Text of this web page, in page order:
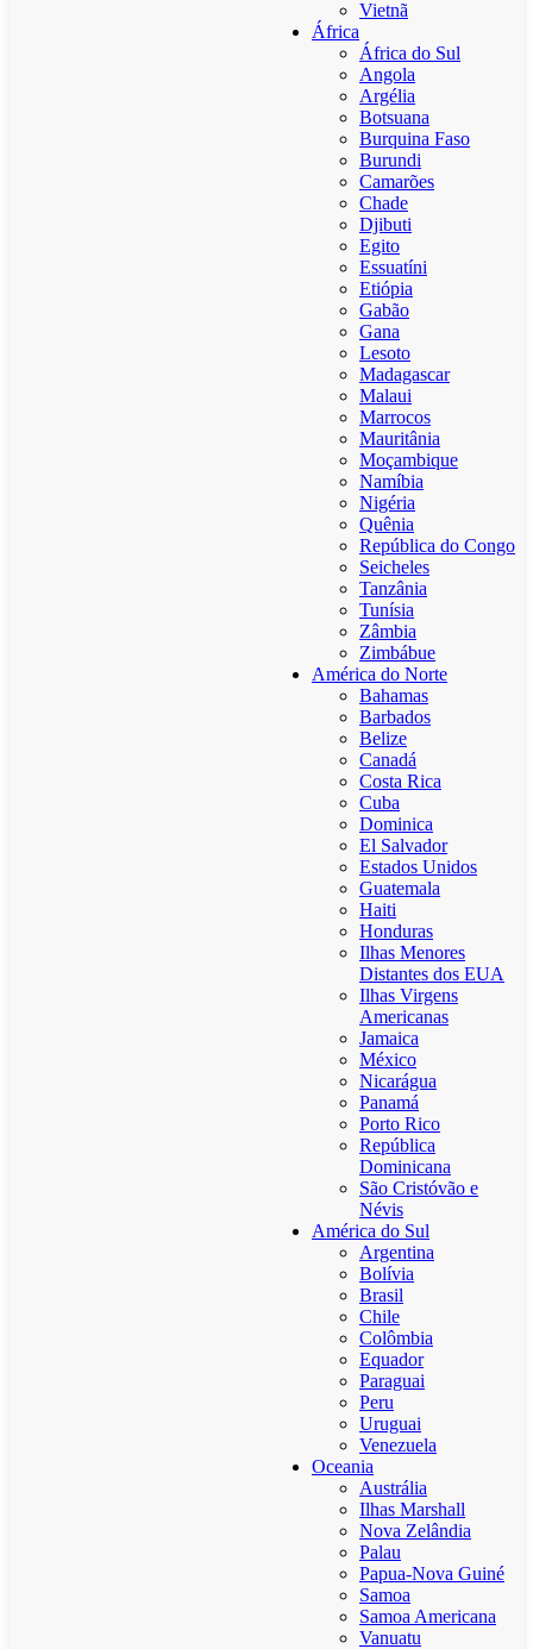
Vietnã
África
África do Sul
Angola
Argélia
Botsuana
Burquina Faso
Burundi
Camarões
Chade
Djibuti
Egito
Essuatíni
Etiópia
Gabão
Gana
Lesoto
Madagascar
Malaui
Marrocos
Mauritânia
Moçambique
Namíbia
Nigéria
Quênia
República do Congo
Seicheles
Tanzânia
Tunísia
Zâmbia
Zimbábue
América do Norte
Bahamas
Barbados
Belize
Canadá
Costa Rica
Cuba
Dominica
El Salvador
Estados Unidos
Guatemala
Haiti
Honduras
Ilhas Menores
Distantes dos EUA
Ilhas Virgens
Americanas
Jamaica
México
Nicarágua
Panamá
Porto Rico
República
Dominicana
São Cristóvão e
Névis
América do Sul
Argentina
Bolívia
Brasil
Chile
Colômbia
Equador
Paraguai
Peru
Uruguai
Venezuela
Oceania
Austrália
Ilhas Marshall
Nova Zelândia
Palau
Papua-Nova Guiné
Samoa
Samoa Americana
Vanuatu